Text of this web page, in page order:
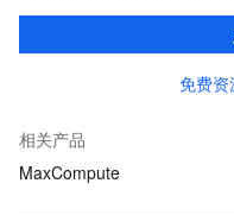
口，与 MaxCompute
MaxCompute 完整 Python
免费资
相关产品
MaxCompute